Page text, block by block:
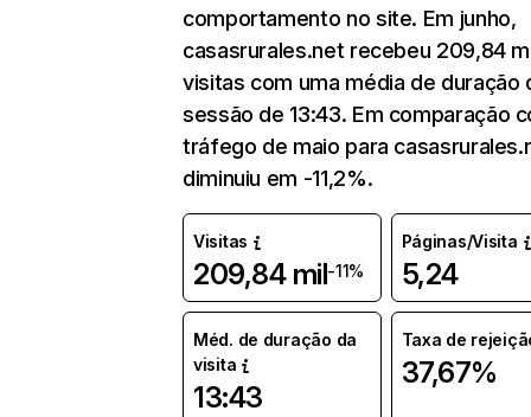
comportamento no site. Em junho,
casasrurales.net recebeu 209,84
visitas com uma média de duração
sessão de 13:43. Em comparação
tráfego de maio para
diminuiu em -11,2%.
Visitas
209,84 mil-11%
Páginas/Visita
5,24
Méd. de duração da
visita
13:43
Taxa de
37,67%